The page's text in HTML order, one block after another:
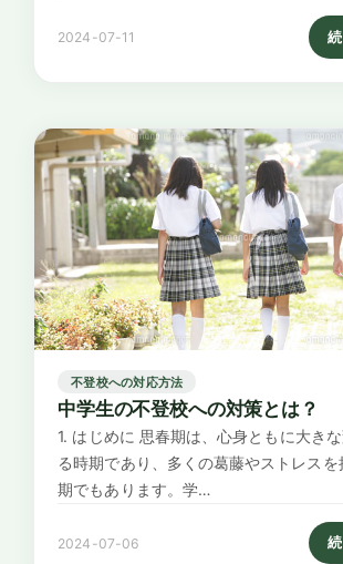
2024-07-11
:
不登校への対応方法
中学生の不登校への対策とは？
1. はじめに 思春期は、心身ともに大き
る時期であり、多くの葛藤やストレス
期でもあります。学…
2024-07-06
: